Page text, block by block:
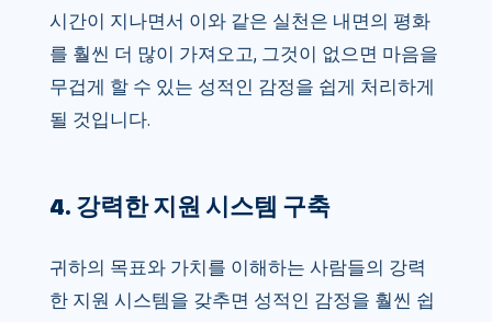
시간이 지나면서 이와 같은 실천은 내면의 평화
를 훨씬 더 많이 가져오고, 그것이 없으면 마음을
무겁게 할 수 있는 성적인 감정을 쉽게 처리하게
될 것입니다.
4. 강력한 지원 시스템 구축
귀하의 목표와 가치를 이해하는 사람들의 강력
한 지원 시스템을 갖추면 성적인 감정을 훨씬 쉽